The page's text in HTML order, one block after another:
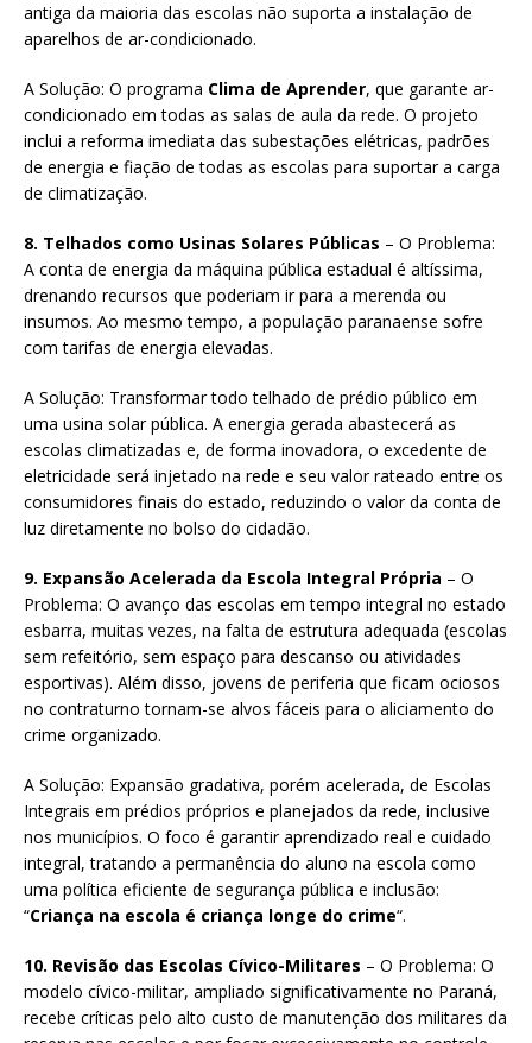
antiga da maioria das escolas não suporta a instalação de
aparelhos de ar-condicionado.
A Solução: O programa Clima de Aprender, que garante ar-
condicionado em todas as salas de aula da rede. O projeto
inclui a reforma imediata das subestações elétricas, padrões
de energia e fiação de todas as escolas para suportar a carga
de climatização.
8. Telhados como Usinas Solares Públicas – O Problema:
A conta de energia da máquina pública estadual é altíssima,
drenando recursos que poderiam ir para a merenda ou
insumos. Ao mesmo tempo, a população paranaense sofre
com tarifas de energia elevadas.
A Solução: Transformar todo telhado de prédio público em
uma usina solar pública. A energia gerada abastecerá as
escolas climatizadas e, de forma inovadora, o excedente de
eletricidade será injetado na rede e seu valor rateado entre os
consumidores finais do estado, reduzindo o valor da conta de
luz diretamente no bolso do cidadão.
9. Expansão Acelerada da Escola Integral Própria – O
Problema: O avanço das escolas em tempo integral no estado
esbarra, muitas vezes, na falta de estrutura adequada (escolas
sem refeitório, sem espaço para descanso ou atividades
esportivas). Além disso, jovens de periferia que ficam ociosos
no contraturno tornam-se alvos fáceis para o aliciamento do
crime organizado.
A Solução: Expansão gradativa, porém acelerada, de Escolas
Integrais em prédios próprios e planejados da rede, inclusive
nos municípios. O foco é garantir aprendizado real e cuidado
integral, tratando a permanência do aluno na escola como
uma política eficiente de segurança pública e inclusão:
“Criança na escola é criança longe do crime“.
10. Revisão das Escolas Cívico-Militares – O Problema: O
modelo cívico-militar, ampliado significativamente no Paraná,
recebe críticas pelo alto custo de manutenção dos militares da